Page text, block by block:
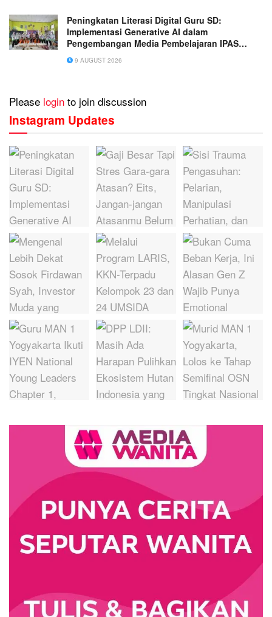
Peningkatan Literasi Digital Guru SD:
Implementasi Generative AI dalam
Pengembangan Media Pembelajaran IPAS
Terpadu yang Inovatif
9 AUGUST 2026
Please login to join discussion
Instagram Updates